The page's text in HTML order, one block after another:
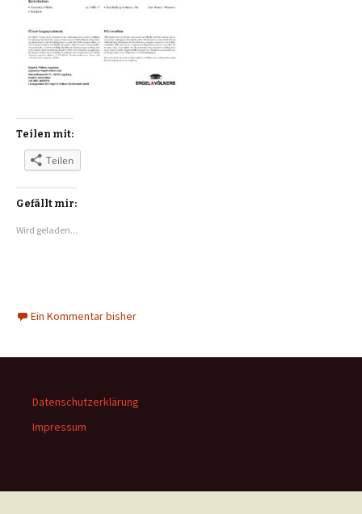
Teilen mit:
Teilen
Gefällt mir:
Wird geladen...
Ein Kommentar bisher
Datenschutzerklärung
Impressum